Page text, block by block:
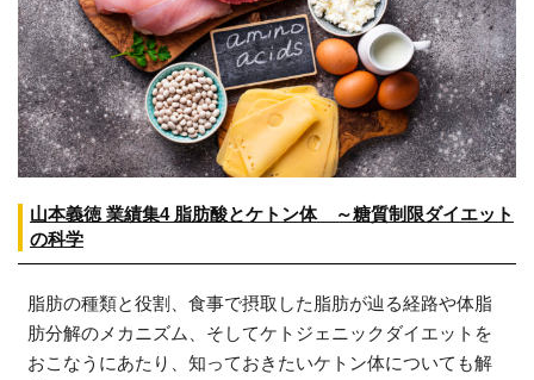
山本義徳 業績集4 脂肪酸とケトン体 ～糖質制限ダイエット
の科学
脂肪の種類と役割、食事で摂取した脂肪が辿る経路や体脂
肪分解のメカニズム、そしてケトジェニックダイエットを
おこなうにあたり、知っておきたいケトン体についても解